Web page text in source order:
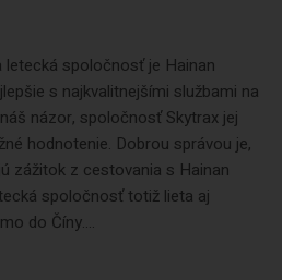
spoločnosť je Hainan
s najkvalitnejšími službami na
názor, spoločnosť Skytrax jej
hodnotenie. Dobrou správou je,
zážitok z cestovania s Hainan
spoločnosť totiž lieta aj
do Číny....